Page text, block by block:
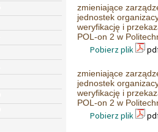
zmieniające
jednostek
weryfikację i
POL-on 2 w
Pobierz plik
zmieniające
jednostek
weryfikację i
POL-on 2 w
Pobierz plik